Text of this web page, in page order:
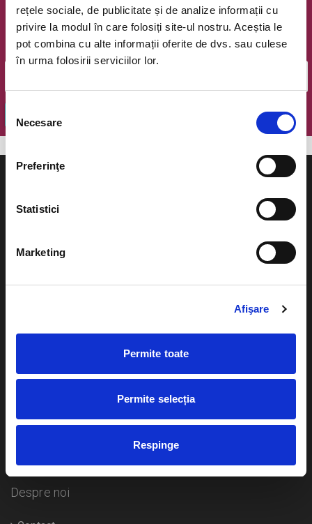
rețele sociale, de publicitate și de analize informații cu
privire la modul în care folosiți site-ul nostru. Aceștia le
pot combina cu alte informații oferite de dvs. sau culese
în urma folosirii serviciilor lor.
consimțământului
Necesare
Preferinţe
Statistici
Marketing
Afişare
Permite toate
Permite selecția
Respinge
Oferte exclusive si o editie saptamanala cu cele mai noi
evenimente.
Email
Plata online sau cash
Livrare prin curier
Duplicare bilete
Concerte si
Despre noi